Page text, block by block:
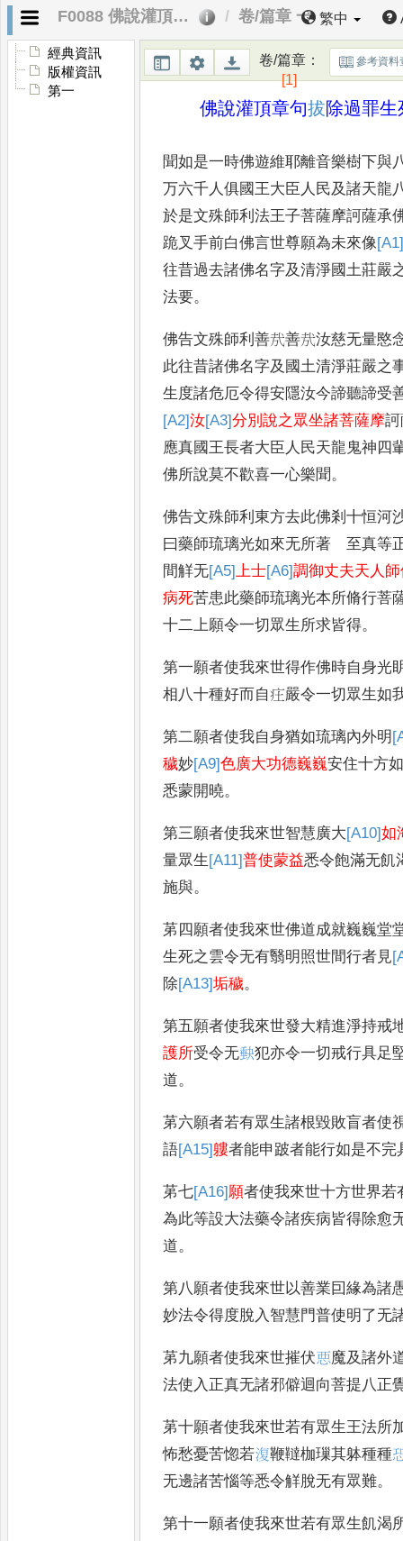
F0088 佛說灌頂章句拔除過罪生死得度經 卷/篇章 一 繁中
經典資訊
版權資訊
第一
卷/篇章：
[1]
參考資料
佛說灌頂章句拔除過罪
聞如是一時佛遊維耶離音樂樹下與
万六千人俱國王大臣人民及諸天龍
於是文殊師利法王子菩薩摩訶薩承
跪叉手前白佛言世尊願為未來像
往昔過去諸佛名字及清淨國土莊嚴
法要。
佛告文殊師利善㢤善㢤汝慈无量愍
此往昔諸佛名字及國土清淨莊嚴之
生度諸危厄令得安隱汝今諦聽諦受
[A2]汝[A3]分別說之眾坐諸菩薩摩
應真國王長者大臣人民天龍鬼神四
佛所說莫不歡喜一心樂聞。
佛告文殊師利東方去此佛剎十恒河
曰藥師琉璃光如來无所著 至真等
間觧无[A5]上士[A6]調御丈夫天人
病死苦患此藥師琉璃光本所脩行菩
十二上願令一切眾生所求皆得。
第一願者使我來世得作佛時自身光
相八十種好而自㽵嚴令一切眾生如
第二願者使我自身猶如琉璃內外明
穢妙[A9]色廣大功德巍巍安住十方
悉蒙開曉。
第三願者使我來世智慧廣大[A10]如
量眾生 [A11]普使蒙益悉令飽滿无飢
施與。
苐四願者使我來世佛道成就巍巍堂
生死之雲令无有翳明照世間行者見
除[A13]垢穢。
第五願者使我來世發大精進淨持戒
護所受令无𡙇犯亦令一切戒行具足
道。
苐六願者若有眾生諸根毀敗盲者使
語[A15]軁者能申跛者能行如是不完
苐七[A16] 願者使我來世十方世界若
為此等設大法藥令諸疾病皆得除愈
道。
第八願者使我來世以善業囙緣為諸
妙法令得度脫入智慧門普使明了无
苐九願者使我來世摧伏𢙣魔及諸外
法使入正真无諸邪僻迴向菩提八正
苐十願者使我來世若有眾生王法所
怖愁憂苦惚若𣸪鞭韃枷璅其躰種種
无邊諸苦惱等悉令觧脫无有眾難。
第十一願者使我來世若有眾生飢渴